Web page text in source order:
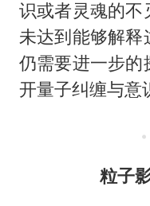
识或者灵魂的不
未达到能够解释
仍需要进一步的
开量子纠缠与意
粒子